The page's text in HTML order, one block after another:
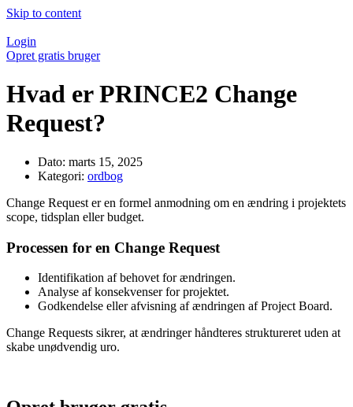
Skip to content
Login
Opret gratis bruger
Hvad er PRINCE2 Change
Request?
Dato: marts 15, 2025
Kategori: ordbog
Change Request er en formel anmodning om en ændring i projektets
scope, tidsplan eller budget.
Processen for en Change Request
Identifikation af behovet for ændringen.
Analyse af konsekvenser for projektet.
Godkendelse eller afvisning af ændringen af Project Board.
Change Requests sikrer, at ændringer håndteres struktureret uden at
skabe unødvendig uro.